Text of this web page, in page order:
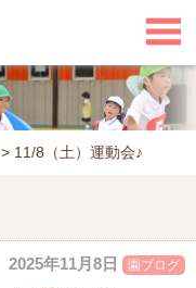

> 11/8（土）運動会♪
2025年11月8日 園ブログ